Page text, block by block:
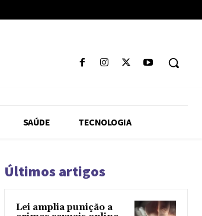
SAÚDE TECNOLOGIA
Últimos artigos
Lei amplia punição a